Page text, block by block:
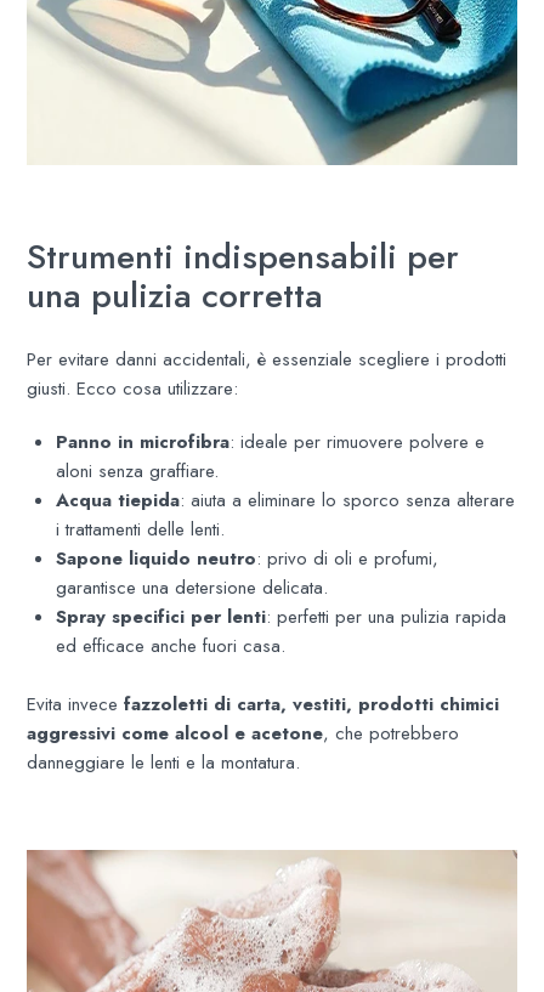
Strumenti indispensabili per
una pulizia corretta
Per evitare danni accidentali, è essenziale scegliere i prodotti
giusti. Ecco cosa utilizzare:
Panno in microfibra: ideale per rimuovere polvere e
aloni senza graffiare.
Acqua tiepida: aiuta a eliminare lo sporco senza alterare
i trattamenti delle lenti.
Sapone liquido neutro: privo di oli e profumi,
garantisce una detersione delicata.
Spray specifici per lenti: perfetti per una pulizia rapida
ed efficace anche fuori casa.
Evita invecefazzoletti di carta, vestiti, prodotti chimici
aggressivi come alcool e acetone, che potrebbero
danneggiare le lenti e la montatura.